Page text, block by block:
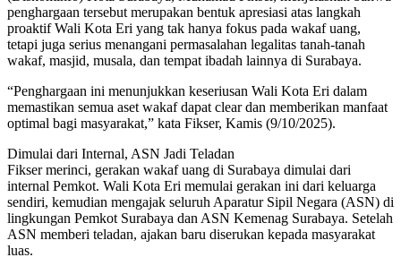
penghargaan tersebut merupakan bentuk apresiasi atas langkah
proaktif Wali Kota Eri yang tak hanya fokus pada wakaf uang,
tetapi juga serius menangani permasalahan legalitas tanah-tanah
wakaf, masjid, musala, dan tempat ibadah lainnya di Surabaya.
“Penghargaan ini menunjukkan keseriusan Wali Kota Eri dalam
memastikan semua aset wakaf dapat clear dan memberikan manfaat
optimal bagi masyarakat,” kata Fikser, Kamis (9/10/2025).
Dimulai dari Internal, ASN Jadi Teladan
Fikser merinci, gerakan wakaf uang di Surabaya dimulai dari
internal Pemkot. Wali Kota Eri memulai gerakan ini dari keluarga
sendiri, kemudian mengajak seluruh Aparatur Sipil Negara (ASN) di
lingkungan Pemkot Surabaya dan ASN Kemenag Surabaya. Setelah
ASN memberi teladan, ajakan baru diserukan kepada masyarakat
luas.